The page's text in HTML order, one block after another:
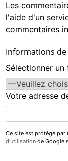
Les
l'aide d'un
commentaires
Informations
Sélectionner un
Votre adresse
Ce site est protégé par
d'utilisation de Google